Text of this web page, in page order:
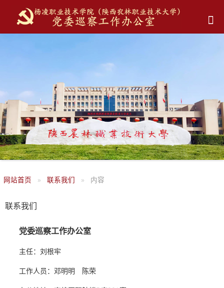
网站首页 联系我们 内容
联系我们
党委巡察工作办公室
主任：刘根牢
工作人员：邓明明 陈荣